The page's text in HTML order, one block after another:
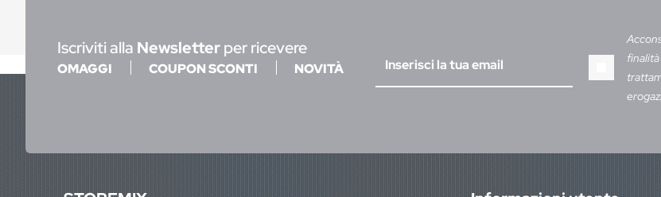
Iscriviti alla Newsletterper ricevere
OMAGGI COUPON SCONTI NOVITÀ